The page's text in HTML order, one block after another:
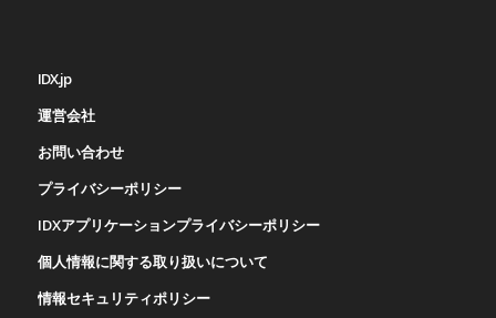
IDX.jp
運営会社
お問い合わせ
プライバシーポリシー
IDXアプリケーションプライバシーポリシー
個人情報に関する取り扱いについて
情報セキュリティポリシー